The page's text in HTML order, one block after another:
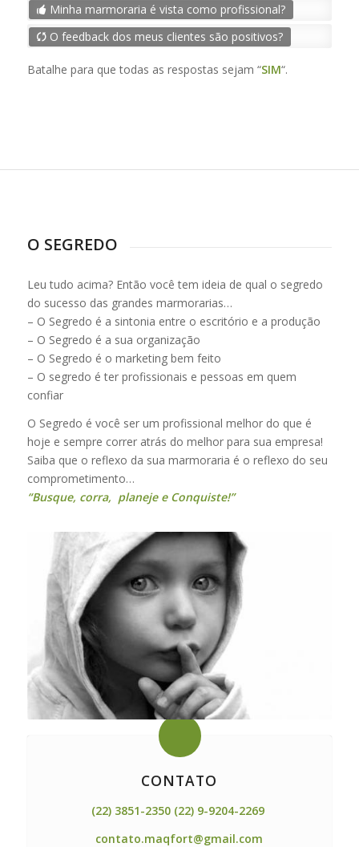
Minha marmoraria é vista como profissional?
O feedback dos meus clientes são positivos?
Batalhe para que todas as respostas sejam “SIM“.
O SEGREDO
Leu tudo acima? Então você tem ideia de qual o segredo
do sucesso das grandes marmorarias…
– O Segredo é a sintonia entre o escritório e a produção
– O Segredo é a sua organização
– O Segredo é o marketing bem feito
– O segredo é ter profissionais e pessoas em quem
confiar
O Segredo é você ser um profissional melhor do que é
hoje e sempre correr atrás do melhor para sua empresa!
Saiba que o reflexo da sua marmoraria é o reflexo do seu
comprometimento…
“Busque, corra, planeje e Conquiste!”
CONTATO
(22) 3851-2350 (22) 9-9204-2269
contato.maqfort@gmail.com